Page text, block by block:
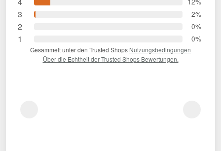
3 2%
2 0%
1 0%
Gesammelt unter den Trusted Shops Nutzungsbedingungen
Über die Echtheit der Trusted Shops Bewertungen.